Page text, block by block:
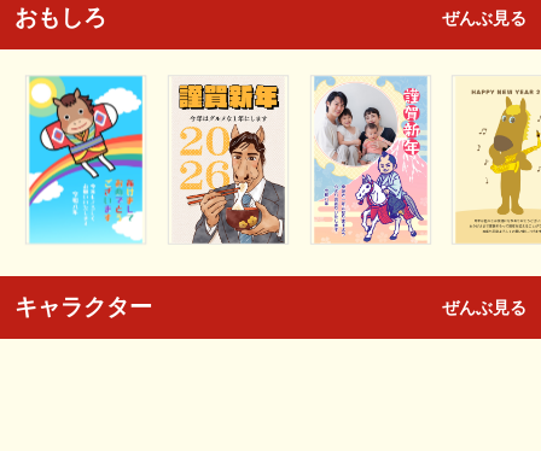
おもしろ ぜんぶ見る
キャラクター ぜんぶ見る